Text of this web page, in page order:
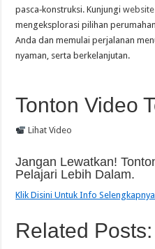
pasca‑konstruksi. Kunjungi
mengeksplorasi pilihan
Anda dan memulai perjalanan
nyaman, serta berkelanjutan.
Tonton Video
Lihat Video
Jangan Lewatkan!
Pelajari Lebih Dalam.
Klik Disini Untuk Info Selengkapnya
Related Posts: